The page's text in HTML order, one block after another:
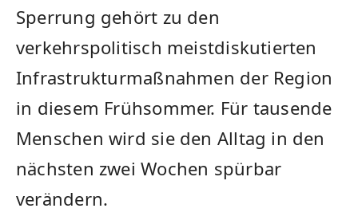
Sperrung gehört zu den
verkehrspolitisch meistdiskutierten
Infrastrukturmaßnahmen der Region
in diesem Frühsommer. Für tausende
Menschen wird sie den Alltag in den
nächsten zwei Wochen spürbar
verändern.